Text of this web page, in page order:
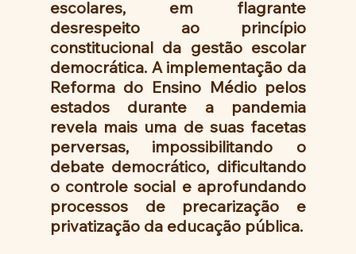
escolares, em flagrante
desrespeito ao princípio
constitucional da gestão escolar
democrática. A implementação da
Reforma do Ensino Médio pelos
estados durante a pandemia
revela mais uma de suas facetas
perversas, impossibilitando o
debate democrático, dificultando
o controle social e aprofundando
processos de precarização e
privatização da educação pública.